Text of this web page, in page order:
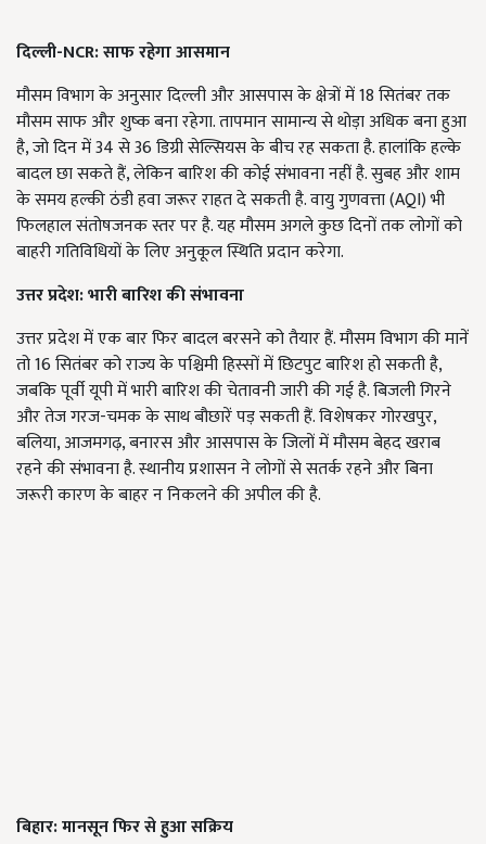
दिल्ली-NCR:साफ रहेगा आसमान
मौसम विभाग के अनुसार दिल्ली और आसपास के क्षेत्रों में 18 सितंबर तक
मौसम साफ और शुष्क बना रहेगा. तापमान सामान्य से थोड़ा अधिक बना हुआ
है, जो दिन में 34 से 36 डिग्री सेल्सियस के बीच रह सकता है. हालांकि हल्के
बादल छा सकते हैं, लेकिन बारिश की कोई संभावना नहीं है. सुबह और शाम
के समय हल्की ठंडी हवा जरूर राहत दे सकती है. वायु गुणवत्ता (AQI) भी
फिलहाल संतोषजनक स्तर पर है. यह मौसम अगले कुछ दिनों तक लोगों को
बाहरी गतिविधियों के लिए अनुकूल स्थिति प्रदान करेगा.
उत्तर प्रदेश: भारी बारिश की संभावना
उत्तर प्रदेश में एक बार फिर बादल बरसने को तैयार हैं. मौसम विभाग की मानें
तो 16 सितंबर को राज्य के पश्चिमी हिस्सों में छिटपुट बारिश हो सकती है,
जबकि पूर्वी यूपी में भारी बारिश की चेतावनी जारी की गई है. बिजली गिरने
और तेज गरज-चमक के साथ बौछारें पड़ सकती हैं. विशेषकर गोरखपुर,
बलिया, आजमगढ़, बनारस और आसपास के जिलों में मौसम बेहद खराब
रहने की संभावना है. स्थानीय प्रशासन ने लोगों से सतर्क रहने और बिना
जरूरी कारण के बाहर न निकलने की अपील की है.
बिहार: मानसून फिर से हुआ सक्रिय